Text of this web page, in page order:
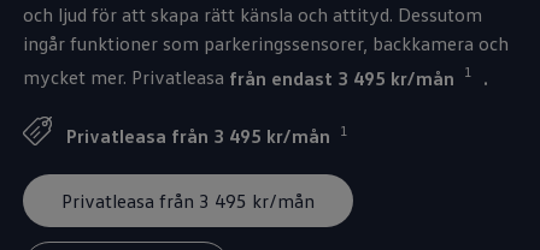
och ljud för att skapa rätt känsla och attityd. Dessutom
ingår funktioner som parkeringssensorer, backkamera och
mycket mer. Privatleasa från endast 3 495 kr/mån 1 .
Privatleasa från 3 495 kr/mån 1
Privatleasa från 3 495 kr/mån